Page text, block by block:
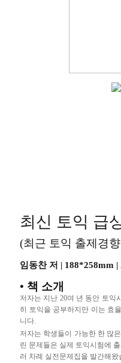
최신 토익 급
(최근 토익 출제경
임동찬 저 | 188*258mm |
• 책 소개
저자는 지난 20여 년 동안 토익
히 토익을 공부하지만 이는 효
니다.
저자는 학생들이 가능한 한 많
린 문제들은 실제 토익시험에
러 차례 실전문제집을 발간해